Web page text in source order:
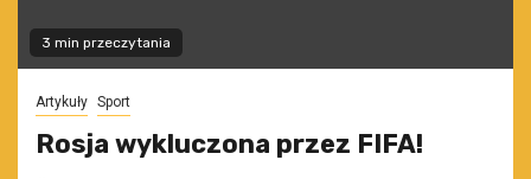
3 min przeczytania
Artykuły Sport
Rosja wykluczona przez FIFA!